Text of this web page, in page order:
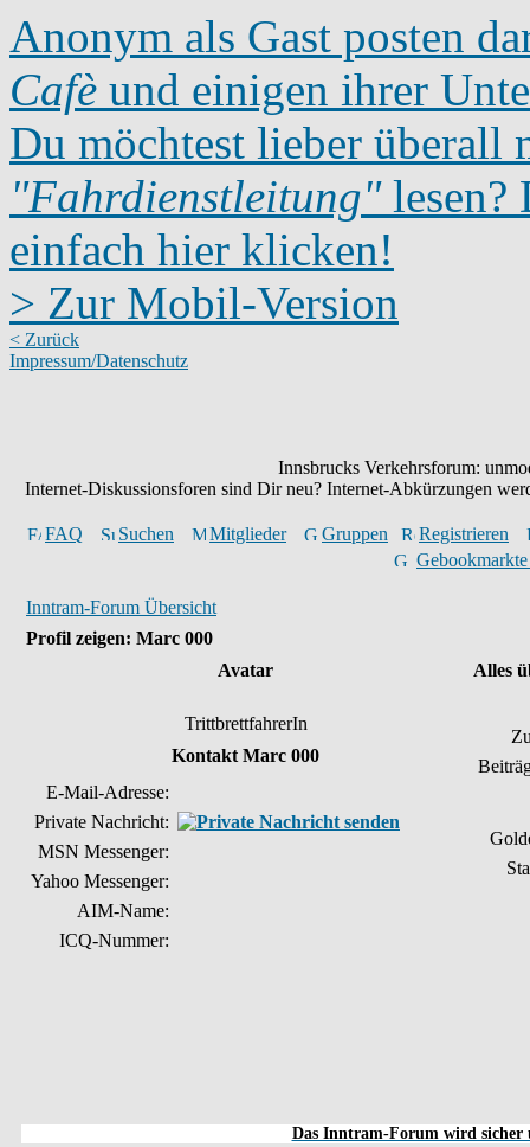
Anonym als Gast posten
Cafè und einigen ihrer
Du möchtest lieber überall
"Fahrdienstleitung"lesen?
einfach hier klicken!
> Zur Mobil-Version
< Zurück
Impressum/Datenschutz
Innsbrucks Verkehrsforum:
Internet-Diskussionsforen sind Dir neu? Internet-Abkürzungen
FAQ Suchen Mitglieder Gruppen
Registrieren
Inntram-Forum Übersicht
Profil zeigen: Marc 000
Avatar
Alles
TrittbrettfahrerIn
Kontakt Marc 000
E-Mail-Adresse:
Private Nachricht:
MSN Messenger:
Yahoo Messenger:
AIM-Name:
ICQ-Nummer:
Das Inntram-Forum wird sicher